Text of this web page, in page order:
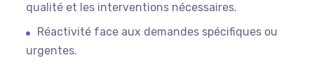
qualité et les interventions nécessaires.
Réactivité face aux demandes spécifiques ou
urgentes.